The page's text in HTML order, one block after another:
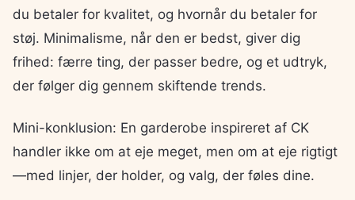
du betaler for kvalitet, og hvornår du betaler for
støj. Minimalisme, når den er bedst, giver dig
frihed: færre ting, der passer bedre, og et udtryk,
der følger dig gennem skiftende trends.
Mini-konklusion: En garderobe inspireret af CK
handler ikke om at eje meget, men om at eje rigtigt
—med linjer, der holder, og valg, der føles dine.